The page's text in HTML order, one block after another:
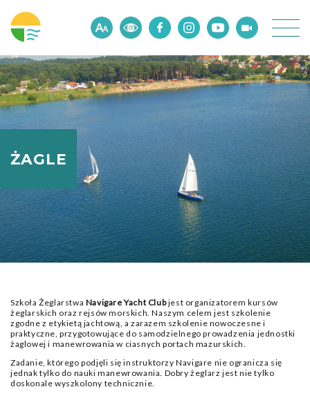
ŻAGLE
Szkoła Żeglarstwa Navigare Yacht Clubjest organizatorem kursów
żeglarskich oraz rejsów morskich. Naszym celem jest szkolenie
zgodne z etykietą jachtową, a zarazem szkolenie nowoczesne i
praktyczne, przygotowujące do samodzielnego prowadzenia jednostki
żaglowej i manewrowania w ciasnych portach mazurskich.
Zadanie, którego podjęli się instruktorzy Navigare nie ogranicza się
jednak tylko do nauki manewrowania. Dobry żeglarz jest nie tylko
doskonale wyszkolony technicznie.